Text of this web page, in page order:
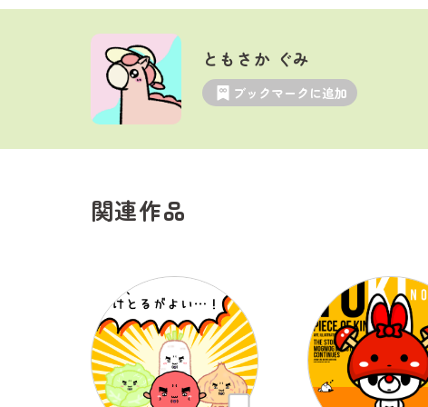
ともさか ぐみ
ブックマークに追加
関連作品